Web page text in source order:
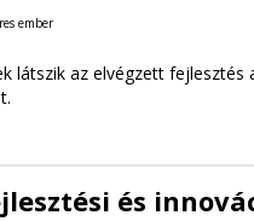
ember
látszik az elvégzett fejlesztés
és